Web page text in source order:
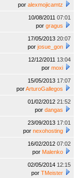
por alexmojicamtz
10/08/2011 07:01
por gragus
17/05/2013 20:07
por josue_gon
12/12/2011 13:04
por moxi
15/05/2013 17:07
porArturoGallegos
01/02/2012 21:52
por dangas
23/09/2013 17:01
por nexohosting
16/02/2012 07:02
por Malenko
02/05/2014 12:15
por TMeister